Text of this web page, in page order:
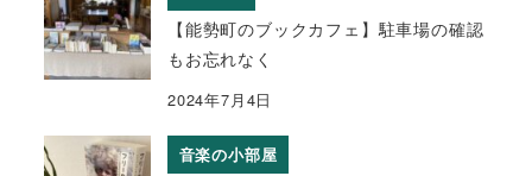
【能勢町のブックカフェ】駐車場の確認
もお忘れなく
2024年7月4日
音楽の小部屋